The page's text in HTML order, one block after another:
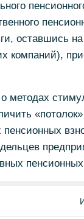
оставшись
компаний),
«потолок»